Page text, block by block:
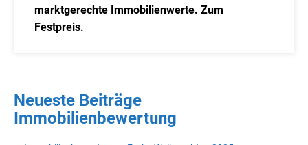
marktgerechte Immobilienwerte. Zum
Festpreis.
Neueste Beiträge
Immobilienbewertung